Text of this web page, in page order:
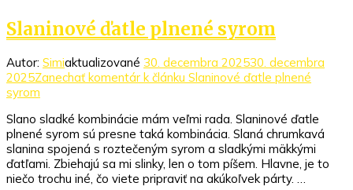
Slaninové ďatle plnené syrom
Autor: Simiaktualizované 30. decembra 202530. decembra
2025Zanechať komentár k článku Slaninové ďatle plnené
syrom
Slano sladké kombinácie mám veľmi rada. Slaninové ďatle
plnené syrom sú presne taká kombinácia. Slaná chrumkavá
slanina spojená s roztečeným syrom a sladkými mäkkými
ďatľami. Zbiehajú sa mi slinky, len o tom píšem. Hlavne, je to
niečo trochu iné, čo viete pripraviť na akúkoľvek párty. …